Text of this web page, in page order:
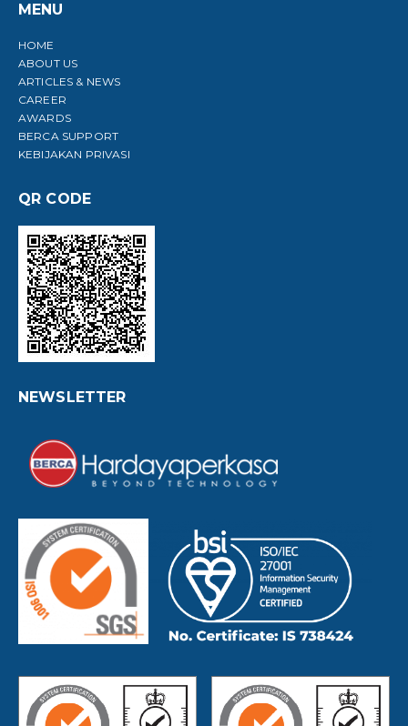
MENU
HOME
ABOUT US
ARTICLES & NEWS
CAREER
AWARDS
BERCA SUPPORT
KEBIJAKAN PRIVASI
QR CODE
NEWSLETTER